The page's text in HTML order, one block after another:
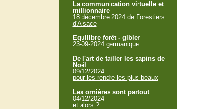
La communication virtuelle et
millionnaire
18 décembre 2024 de Forestiers
d'Alsace
Equilibre forêt - gibier
23-09-2024 germanique
De l'art de tailler les sapins de
Noël
09/12/2024
pour les rendre les plus beaux
Les ornières sont partout
04/12/2024
et alors ?